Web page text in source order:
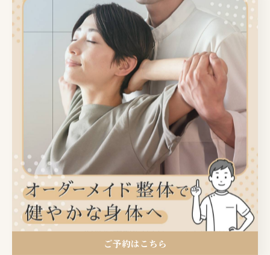
阜市で接骨院や整体を探されている方
の多くが、「なかなか良くならない腰
痛」や「足の痺れ」に悩まれていま
す。マッサージや湿布…
腰痛 お知らせ ブログ
【意外！】手足の冷えは体の〇〇が原因｜西岐阜駅か
ら車で5分にある西岐阜ヒカリノ接骨院・整体院
2025/12/16
こんにちは！岐阜市にある西岐阜ヒカ
リノ接骨院・整体院の与古光です！こ
の寒い季節になると、「手足が冷たく
てつらい」「なかなか体が温まらな
ご予約はこちら